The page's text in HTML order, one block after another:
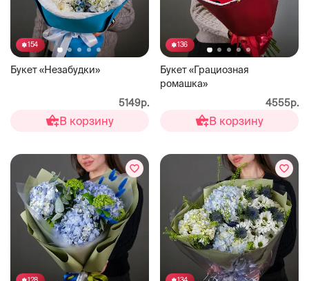
154
Букет «Незабудки»
5149р.
В корзину
136
Букет «Грациозная
ромашка»
4555р.
В корзину